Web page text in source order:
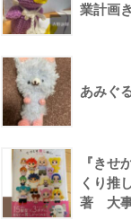
業計画
あみぐ
『き
くり推
著 大事